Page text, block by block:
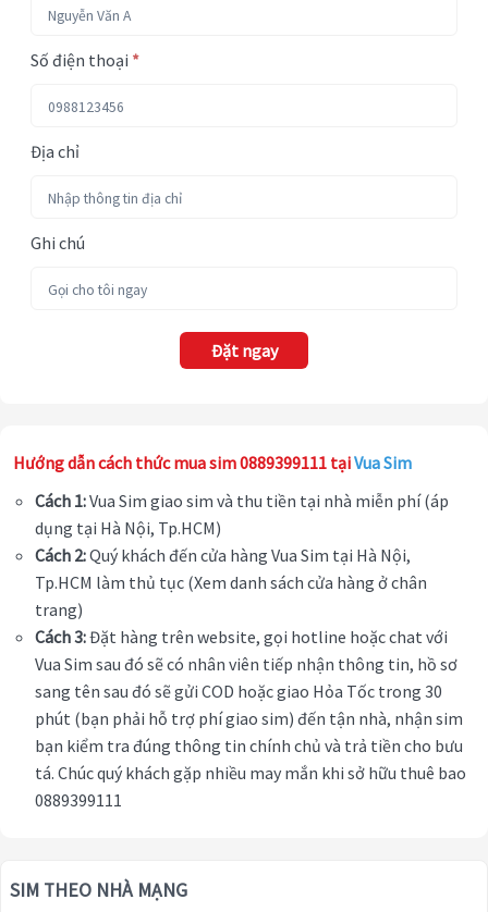
Số điện thoại *
Địa chỉ
Ghi chú
Đặt ngay
Hướng dẫn cách thức mua sim 0889399111 tạiVua Sim
Cách 1:Vua Sim giao sim và thu tiền tại nhà miễn phí (áp
dụng tại Hà Nội, Tp.HCM)
Cách 2:Quý khách đến cửa hàng Vua Sim tại Hà Nội,
Tp.HCM làm thủ tục (Xem danh sách cửa hàng ở chân
trang)
Cách 3:Đặt hàng trên website, gọi hotline hoặc chat với
Vua Sim sau đó sẽ có nhân viên tiếp nhận thông tin, hồ sơ
sang tên sau đó sẽ gửi COD hoặc giao Hỏa Tốc trong 30
phút (bạn phải hỗ trợ phí giao sim) đến tận nhà, nhận sim
bạn kiểm tra đúng thông tin chính chủ và trả tiền cho bưu
tá. Chúc quý khách gặp nhiều may mắn khi sở hữu thuê bao
0889399111
SIM THEO NHÀ MẠNG